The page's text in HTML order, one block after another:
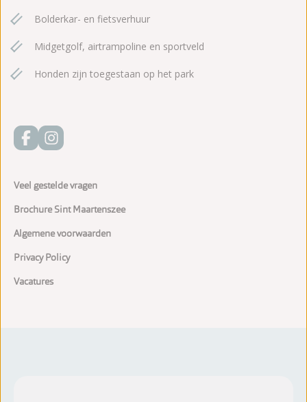
Bolderkar- en fietsverhuur
Midgetgolf, airtrampoline en sportveld
Honden zijn toegestaan op het park
Veel gestelde vragen
Brochure Sint Maartenszee
Algemene voorwaarden
Privacy Policy
Vacatures